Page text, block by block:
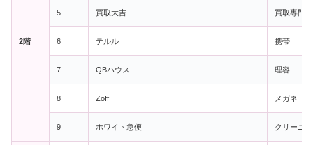
2階
5 買取大吉 買取専門店
6 テルル 携帯
7 QBハウス 理容
8 Zoff メガネ
9 ホワイト急便 クリーニ